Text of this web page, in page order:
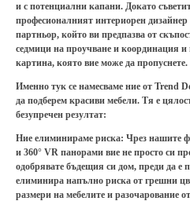
и с потенциални капани. Докато
професионалният интериорен дизайнер
партньор, който ви предпазва от
седмици на проучване и координация
картина, която вие може да пропуснете.
Именно тук се намесваме ние от Trend
да подберем красиви мебели. Тя е
безупречен резултат:
Ние елиминираме риска: Чрез нашите
и 360° VR панорами вие не просто си
одобрявате бъдещия си дом, преди да е
елиминира напълно риска от грешни
размери на мебелите и разочарование